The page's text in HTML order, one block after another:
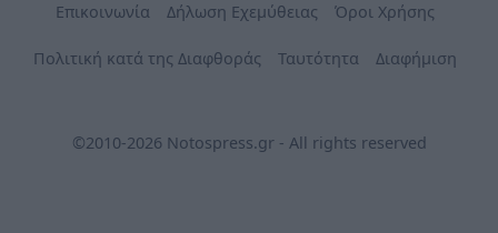
Επικοινωνία Δήλωση Εχεμύθειας Όροι Χρήσης
Πολιτική κατά της Διαφθοράς Ταυτότητα Διαφήμιση
©2010-2026 Notospress.gr - All rights reserved